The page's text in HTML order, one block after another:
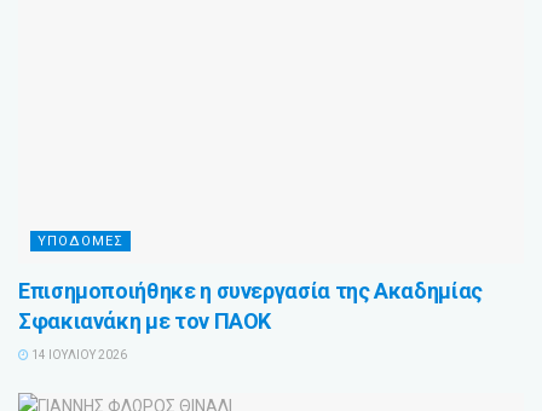
ΥΠΟΔΟΜΕΣ
Επισημοποιήθηκε η συνεργασία της Ακαδημίας
Σφακιανάκη με τον ΠΑΟΚ
14 ΙΟΥΛΊΟΥ 2026